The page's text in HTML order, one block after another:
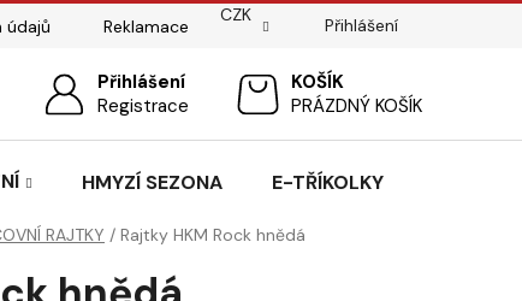
údajů
Reklamace
Pasování sedel pro koně
CZK
Přihlášení
Přihlášení
Registrace
NÁKUPNÍPRÁZDNÝ KOŠÍK
HMYZÍ SEZONA E-TŘÍKOLKY
RAJTKY / Rajtky HKM Rock hnědá